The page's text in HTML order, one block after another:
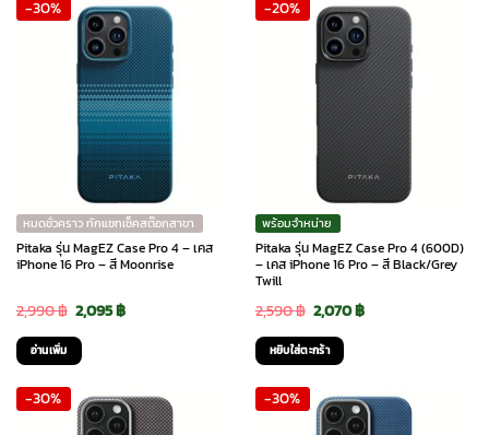
2,990 ฿.2,095 ฿.
2,990 ฿.2,540 ฿.
-30%
หมดชั่วคราว ทักแชทเช็คสต๊อกสาขา
Pitaka รุ่น MagEZ Case Pro 4 – เคส
iPhone 16 Pro – สี Moonrise
2,990฿ Original
price
was:
2,990 ฿.
2,095฿Current
2,095 ฿.
อ่านเพิ่ม
-20%
พร้อมจำหน่าย
Pitaka รุ่น MagEZ Case Pro 4 (600D)
– เคส iPhone 16 Pro – สี Black/Grey
Twill
2,590฿ Original
price
was:
2,590 ฿.
2,070฿Current
2,070 ฿.
หยิบใส่ตะกร้า
-30% -30%